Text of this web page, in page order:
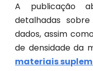
A publicação
detalhadas
dados, assim
de densidade da
materiais